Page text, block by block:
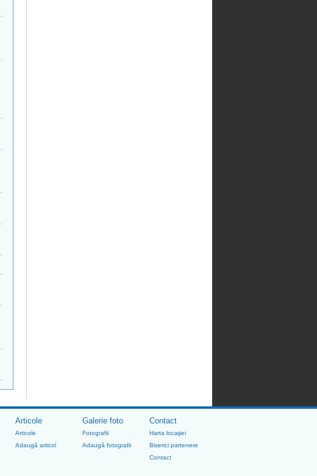
Articole
Articole
Adaugă articol
Galerie foto
Fotografii
Adaugă fotografii
Contact
Harta locaţiei
Biserici partenere
Contact